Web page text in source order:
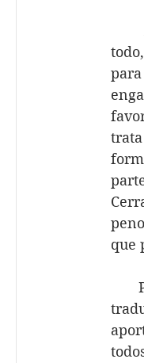
que